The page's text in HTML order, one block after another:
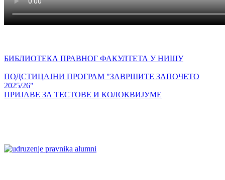
БИБЛИОТЕКА ПРАВНОГ ФАКУЛТЕТА У НИШУ
ПОДСТИЦАЈНИ ПРОГРАМ "ЗАВРШИТЕ ЗАПОЧЕТО
2025/26"
ПРИЈАВЕ ЗА ТЕСТОВЕ И КОЛОКВИЈУМЕ